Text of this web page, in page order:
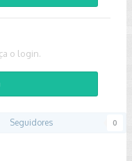
o login.
Seguidores 0